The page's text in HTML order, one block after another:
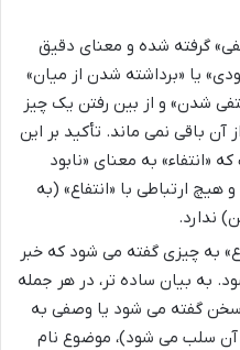
گرفته شده و معنای دقیق
یا «برداشته شدن از میان»
شدن» و از بین رفتن یک چیز
باقی نمی ماند. تأکید بر این
«انتفاء» به معنای «نابود
ارتباطی با «انتفاع» (به
ندارد.
به چیزی گفته می شود که خبر
به بیان ساده تر، در هر جمله
گفته می شود یا وصفی به
سلب می شود)، موضوع نام